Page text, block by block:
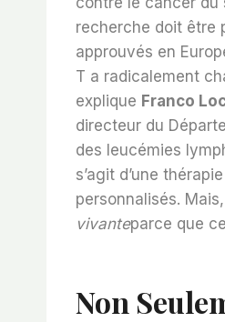
recherche doit être
approuvés en
T a radicalement
explique Franco
directeur du
des leucémies
s’agit d’une
personnalisés.
vivanteparce que
Non